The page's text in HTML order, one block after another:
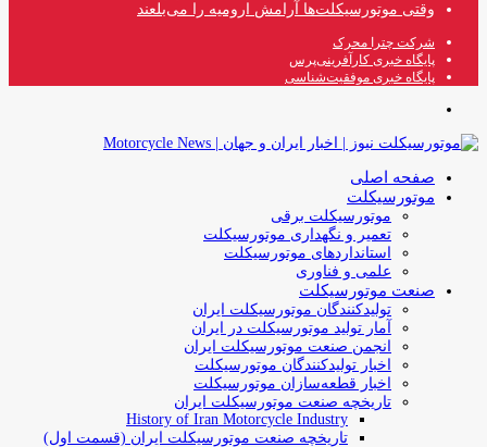
وقتی موتورسیکلت‌ها آرامش ارومیه را می‌بلعند
شرکت چترا محرک
پایگاه خبری کارآفرینی‌پرس
پایگاه خبری موفقیت‌شناسی
صفحه اصلی
موتورسیکلت
موتورسیکلت برقی
تعمیر و نگهداری موتورسیکلت
استانداردهای موتورسیکلت
علمی و فناوری
صنعت موتورسیکلت
تولیدکنندگان موتورسیکلت ایران
آمار تولید موتورسیکلت در ایران
انجمن صنعت موتورسیکلت ایران
اخبار تولیدکنندگان موتورسیکلت
اخبار قطعه‌سازان موتورسیکلت
تاریخچه صنعت موتورسیکلت ایران
History of Iran Motorcycle Industry
تاریخچه صنعت موتورسیکلت ایران (قسمت اول)